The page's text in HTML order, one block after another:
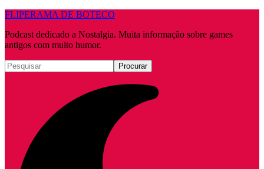
FLIPERAMA DE BOTECO
Podcast dedicado a Nostalgia. Muita informação sobre games
antigos com muito humor.